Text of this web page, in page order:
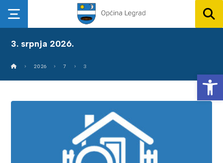
3. srpnja 2026.
2026 7 3